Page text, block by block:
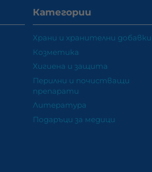
Категории
Храни и хранителни добавки
Козметика
Хигиена и защита
Перилни и почистващи
препарати
Литература
Подаръци за медици